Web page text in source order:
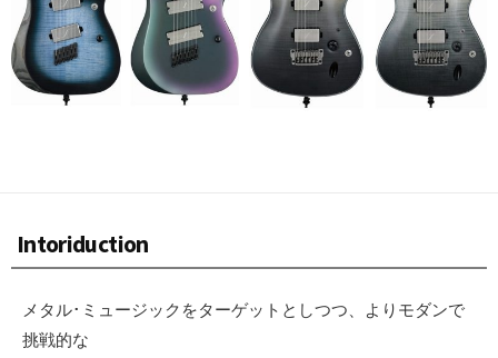
Intoriduction
メタル･ミュージックをターゲットとしつつ、よりモダンで
挑戦的な